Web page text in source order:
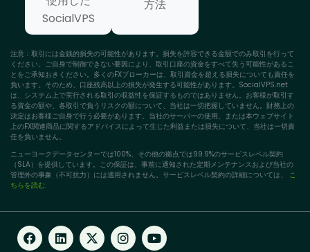
注意：取引には金銭的損失の可能性があります。損失を許容できる金額でのみ取引を行って
ください。ご自身で制御できない要因により、取引口座の資金をすべて失う可能性があるこ
とをご承知おきください。多くのFXブローカーは、取引資金を超える損失についても責任を
負います。そのため、口座残高以上の損失が発生する可能性があります。SocialVPS.net
は、システム上で実行される取引の収益性を保証するものではありません。お客様が取引す
る資金の額や、各取引で負うリスクの額について、当社は一切把握していません。財務上の
決定はお客様ご自身で行う必要があります。当社のサーバーの使用、または本ウェブサイト
上のFX関連商品に関するアドバイスによって生じた利益または損失について、当社は一切責
任を負いません。
ニューヨークデータセンターでは100%、その他の拠点では99.9%のサービスレベル契約
（SLA）を提供しています。この保証は、事前に通知された定期メンテナンスおよび当社の
管理外の事象（不可抗力）には適用されません。サービスレベル契約の詳細については、 こ
ちらを読む.